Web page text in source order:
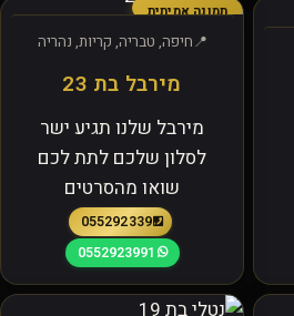
תמונה אמיתית
חיפה, טבריה, קריות, נהריה
מירבל בת 23
מירבל שלנו תגיע ישר
לסלון שלכם לתת לכם
שואו מהסרטים
0552923391
0552923991